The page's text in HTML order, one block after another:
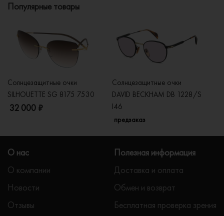
Популярные товары
Солнцезащитные очки
SILHOUETTE SG 8175 7530
32 000 ₽
Солнцезащитные очки
DAVID BECKHAM DB 1228/S
I46
предзаказ
О нас
О компании
Новости
Отзывы
Полезная информация
Доставка и оплата
Обмен и возврат
Бесплатная проверка зрения